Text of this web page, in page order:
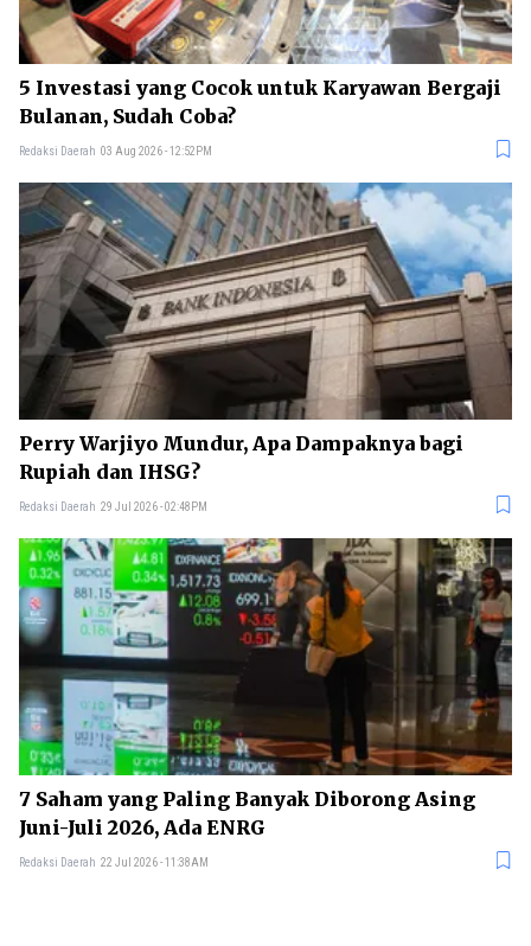
5 Investasi yang Cocok untuk Karyawan Bergaji
Bulanan, Sudah Coba?
Redaksi Daerah 03 Aug 2026 - 12:52PM
Perry Warjiyo Mundur, Apa Dampaknya bagi
Rupiah dan IHSG?
Redaksi Daerah 29 Jul 2026 - 02:48PM
7 Saham yang Paling Banyak Diborong Asing
Juni-Juli 2026, Ada ENRG
Redaksi Daerah 22 Jul 2026 - 11:38AM